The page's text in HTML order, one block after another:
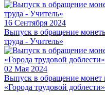
16 Сентября 2024
Выпуск в обращение
труда - Учитель»
02 Мая 2024
Выпуск в обращение монет
«Города трудовой